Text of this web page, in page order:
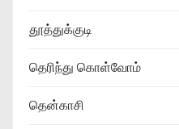
தூத்துக்குடி
தெரிந்து கொள்வோம்
தென்காசி